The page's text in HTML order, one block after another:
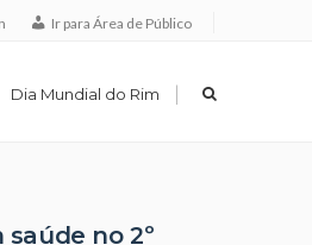
Ir para Área de Público
Dia Mundial do Rim |
no 2º